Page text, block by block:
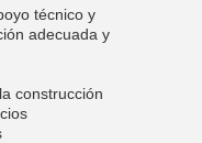
técnico y
adecuada y
construcción